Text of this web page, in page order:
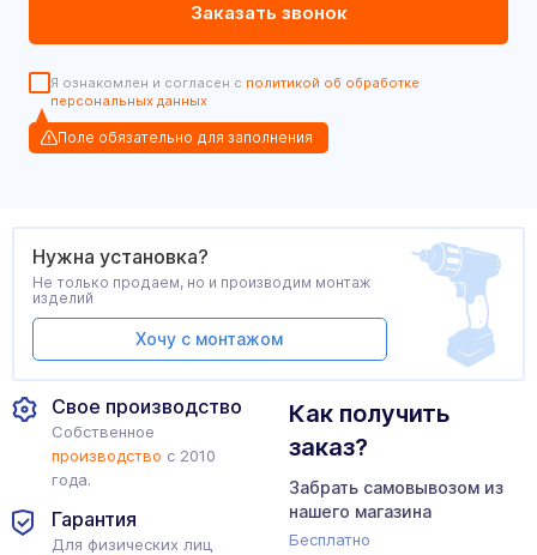
Я ознакомлен и согласен с политикой об обработке
персональных данных
Поле обязательно для заполнения
Свое производство
Собственное
производство с 2010
года.
Гарантия
Для физических лиц
Как получить
заказ?
Забрать самовывозом из
нашего магазина
Бесплатно
Нужна установка?
Не только продаем, но и производим монтаж
изделий
Хочу с монтажом